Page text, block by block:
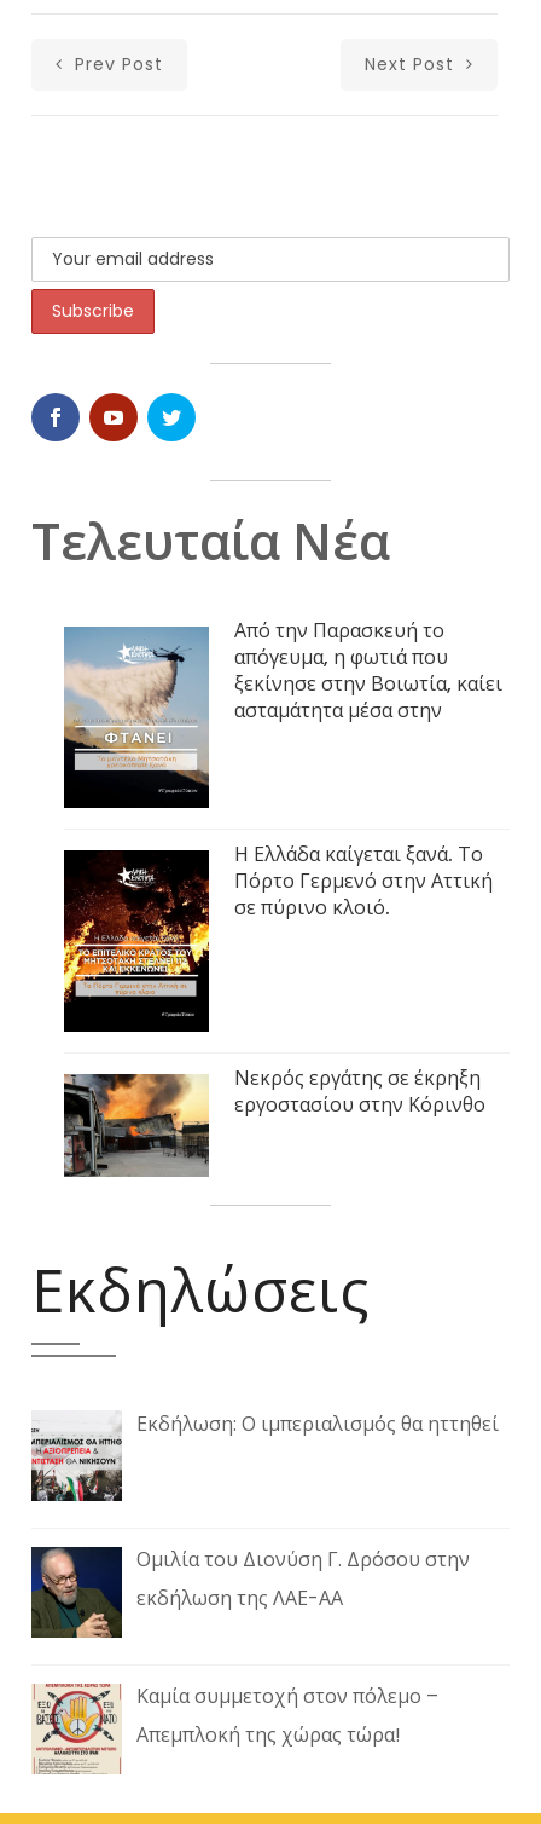
Prev Post Next Post
Τελευταία Νέα
Από την Παρασκευή το
απόγευμα, η φωτιά που
ξεκίνησε στην Βοιωτία, καίει
ασταμάτητα μέσα στην
Η Ελλάδα καίγεται ξανά. Το
Πόρτο Γερμενό στην Αττική
σε πύρινο κλοιό.
Νεκρός εργάτης σε έκρηξη
εργοστασίου στην Κόρινθο
Εκδηλώσεις
Εκδήλωση: Ο ιμπεριαλισμός θα ηττηθεί
Ομιλία του Διονύση Γ. Δρόσου στην
εκδήλωση της ΛΑΕ-ΑΑ
Καμία συμμετοχή στον πόλεμο –
Απεμπλοκή της χώρας τώρα!